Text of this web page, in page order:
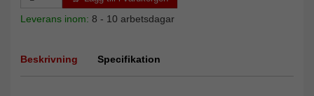
Leverans inom: 8 - 10 arbetsdagar
Beskrivning Specifikation